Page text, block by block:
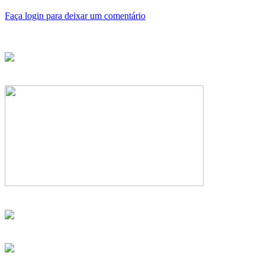
Faça login para deixar um comentário